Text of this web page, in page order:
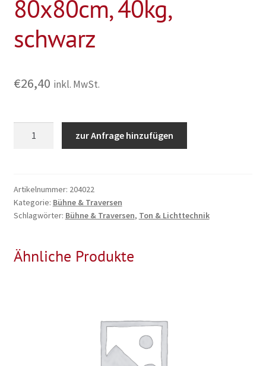
80x80cm, 40kg,
schwarz
€26,40 inkl. MwSt.
schwarz
Menge
zur Anfrage hinzufügen
Artikelnummer: 204022
Kategorie: Bühne & Traversen
Schlagwörter: Bühne & Traversen, Ton & Lichttechnik
Ähnliche Produkte